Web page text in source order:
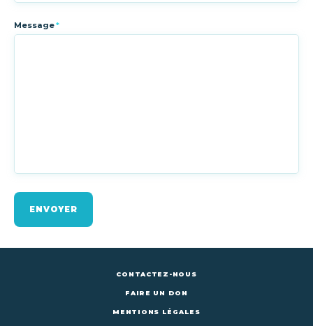
Message*
ENVOYER
CONTACTEZ-NOUS
FAIRE UN DON
MENTIONS LÉGALES